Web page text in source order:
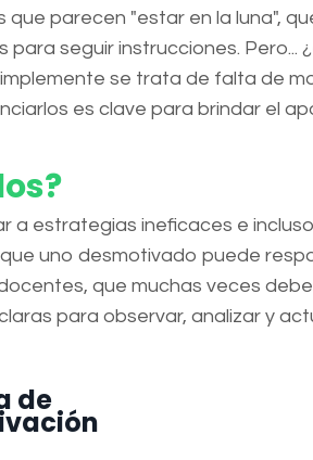
parecen "estar en la luna",
seguir instrucciones. Pero...
se trata de falta de
es clave para brindar el
a estrategias ineficaces e
uno desmotivado puede
que muchas veces
para observar, analizar y
de